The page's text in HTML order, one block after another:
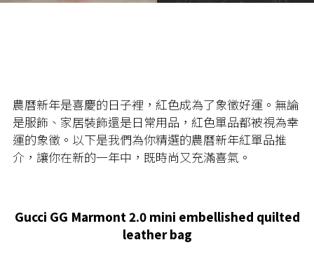
農曆新年是喜慶的日子裡，紅色成為了象徵好運。無論
是服飾、家居裝飾還是日常用品，紅色單品都被視為幸
運的象徵。以下是我們為你精選的農曆新年紅單品推
介，讓你在新的一年中，既時尚又充滿喜氣。
Gucci GG Marmont 2.0 mini embellished quilted
leather bag